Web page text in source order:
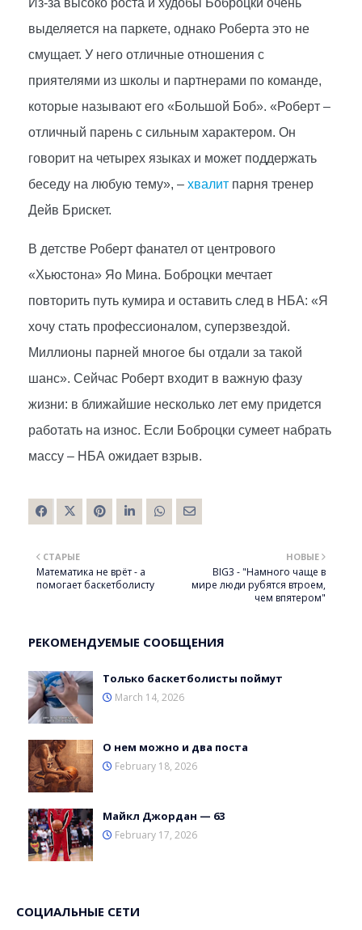
Из-за высоко роста и худобы Боброцки очень
выделяется на паркете, однако Роберта это не
смущает. У него отличные отношения с
приятелями из школы и партнерами по команде,
которые называют его «Большой Боб». «Роберт –
отличный парень с сильным характером. Он
говорит на четырех языках и может поддержать
беседу на любую тему», – хвалит парня тренер
Дейв Брискет.
В детстве Роберт фанател от центрового
«Хьюстона» Яо Мина. Боброцки мечтает
повторить путь кумира и оставить след в НБА: «Я
хочу стать профессионалом, суперзвездой.
Миллионы парней многое бы отдали за такой
шанс». Сейчас Роберт входит в важную фазу
жизни: в ближайшие несколько лет ему придется
работать на износ. Если Боброцки сумеет набрать
массу – НБА ожидает взрыв.
НОВЫЕ
BIG3 - "Намного чаще в
мире люди рубятся втроем,
чем впятером"
СТАРЫЕ
Математика не врёт - а
помогает баскетболисту
РЕКОМЕНДУЕМЫЕ СООБЩЕНИЯ
Только баскетболисты поймут
March 14, 2026
О нем можно и два поста
February 18, 2026
Майкл Джордан — 63
February 17, 2026
СОЦИАЛЬНЫЕ СЕТИ